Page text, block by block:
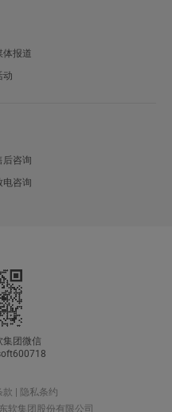
体报道
动
后咨询
电咨询
集团微信
款 | 隐私条约
软集团股份有限公司